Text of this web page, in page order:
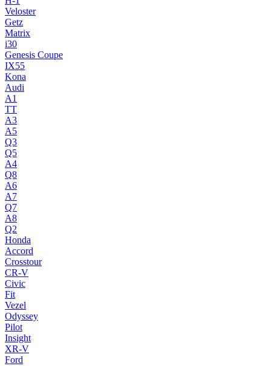
Veloster
Getz
Matrix
i30
Genesis Coupe
IX55
Kona
Audi
A1
TT
A3
A5
Q3
Q5
A4
Q8
A6
A7
Q7
A8
Q2
Honda
Accord
Crosstour
CR-V
Civic
Fit
Vezel
Odyssey
Pilot
Insight
XR-V
Ford